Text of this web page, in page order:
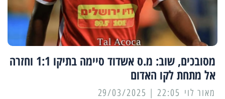
מסובכים, שוב: מ.ס אשדוד סיימה בתיקו 1:1 וחזרה
אל מתחת לקו האדום
מאור לוי 22:05 | 29/03/2025